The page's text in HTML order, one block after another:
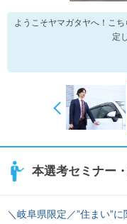
ようこそヤマガタヤへ！こ
定
本選考セミナー
＼岐阜県限定／”住まい”